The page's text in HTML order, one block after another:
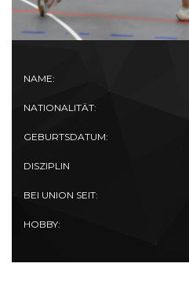
NAME:
NATIONALITÄT:
GEBURTSDATUM:
DISZIPLIN
BEI UNION SEIT:
HOBBY: